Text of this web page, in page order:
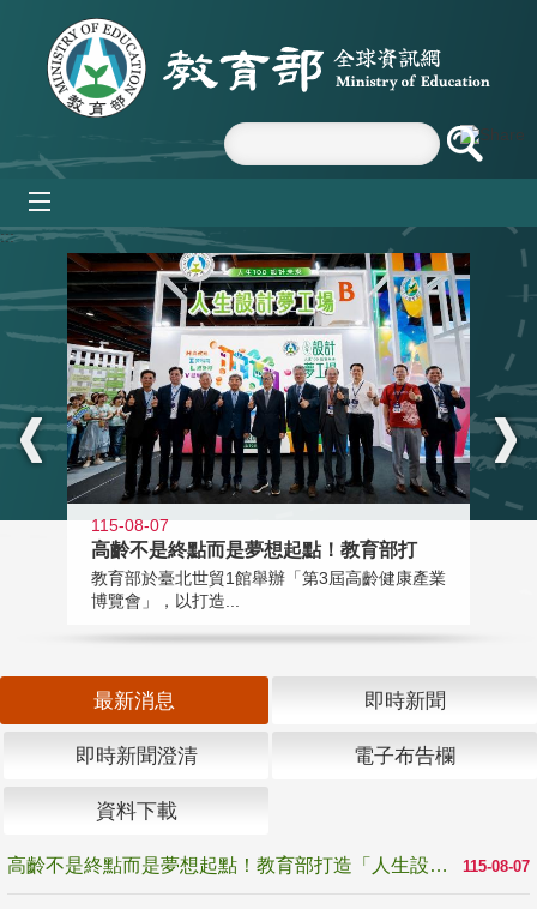
跳到主要內容區塊
:::
115-08-07
高齡不是終點而是夢想起點！教育部打
教育部於臺北世貿1館舉辦「第3屆高齡健康產業
博覽會」，以打造...
最新消息 即時新聞
即時新聞澄清 電子布告欄
資料下載
115-08-07
高齡不是終點而是夢想起點！教育部打造「人生設計夢工場」 參展第3屆高齡健康產業博覽會